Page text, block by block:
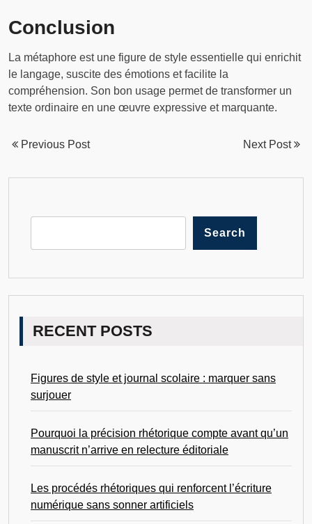
Conclusion
La métaphore est une figure de style essentielle qui enrichit
le langage, suscite des émotions et facilite la
compréhension. Son bon usage permet de transformer un
texte ordinaire en une œuvre expressive et marquante.
Previous Post Next Post
Search
RECENT POSTS
Figures de style et journal scolaire : marquer sans
surjouer
Pourquoi la précision rhétorique compte avant qu’un
manuscrit n’arrive en relecture éditoriale
Les procédés rhétoriques qui renforcent l’écriture
numérique sans sonner artificiels